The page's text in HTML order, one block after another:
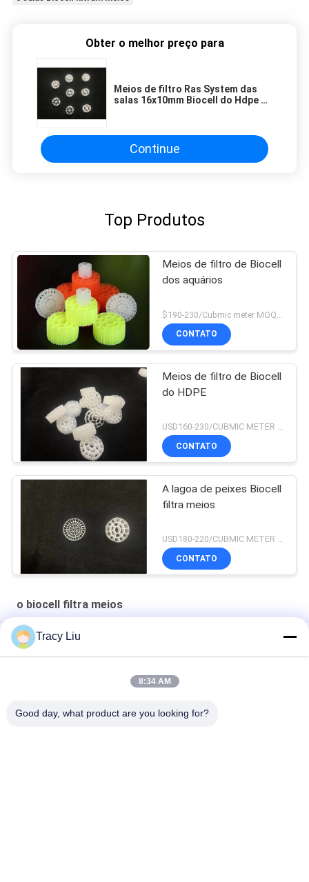
Obter o melhor preço para
Meios de filtro Ras System das
salas 16x10mm Biocell do Hdpe Y4
Continue
Top Produtos
Meios de filtro de Biocell
dos aquários
CONTATO
Meios de filtro de Biocell
do HDPE
USD160-230/CUBMIC METER MOQ:1CubmicMeter
CONTATO
A lagoa de peixes Biocell
filtra meios
USD180-220/CUBMIC METER MOQ:1CubmicMeter
CONTATO
o biocell filtra meios
meios de filtro Ras Fishery Aquaculture de 25X4mm Biocell
movente
Tracy Liu
8:34 AM
Good day, what product are you looking for?